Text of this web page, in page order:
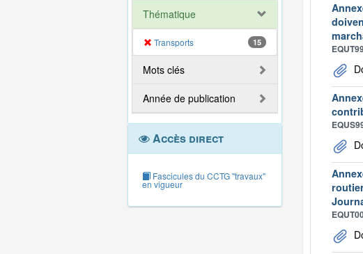
Thématique
Transports 15
Mots clés
Année de publication
Accès direct
Fascicules du CCTG "travaux"
en vigueur